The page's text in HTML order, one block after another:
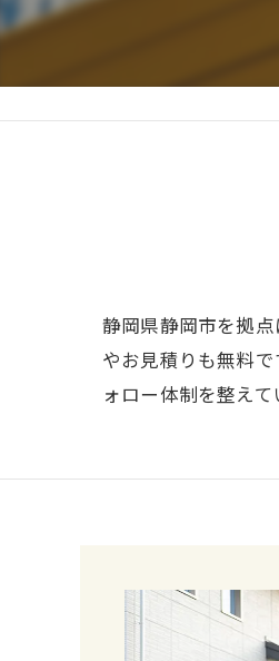
静岡県静岡市を拠
やお見積りも無料
ォロー体制を整え